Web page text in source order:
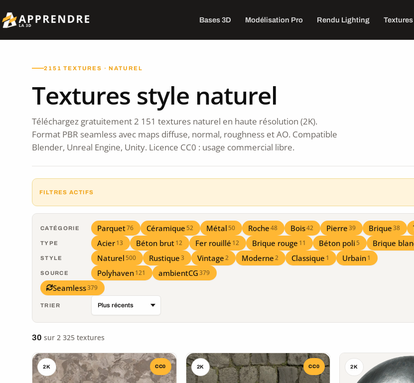
Bases 3D Modélisation Pro Rendu Lighting Textures
2151 TEXTURES · NATUREL
Textures style naturel
Téléchargez gratuitement 2 151 textures naturel en haute résolution (2K).
Format PBR seamless avec maps diffuse, normal, roughness et AO. Compatible
Blender, Unreal Engine, Unity. Licence CC0 : usage commercial libre.
FILTRES ACTIFS
CATÉGORIE Parquet76 Céramique 52 Métal 50 Roche 48 Bois42 Pierre 39 Brique 38
TYPE Acier 13 Béton brut 12 Fer rouillé 12 Brique rouge 11 Béton poli 5 Brique
STYLE Naturel 500 Rustique 3 Vintage 2 Moderne 2 Classique 1 Urbain 1
SOURCE Polyhaven 121 ambientCG 379
Seamless379
TRIER
30 sur 2 325 textures
2K CC0 2K CC0 2K